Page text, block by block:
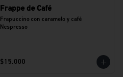
Frappe de Café
Frapuccino con caramelo y café
Nespresso
$15.000